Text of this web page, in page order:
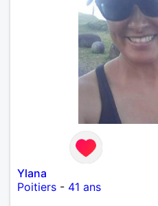
Ylana
Poitiers - 41 ans